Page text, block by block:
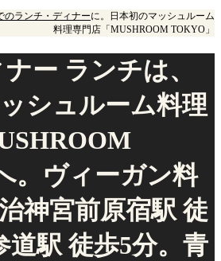
のランチ・ディナーに。日本初のマッシュルーム
料理専門店「MUSHROOM TOKYO」
ー ランチは、
シュルーム料理
。ヴィーガン料
神宮前原宿駅 徒
道駅 徒歩5分。青